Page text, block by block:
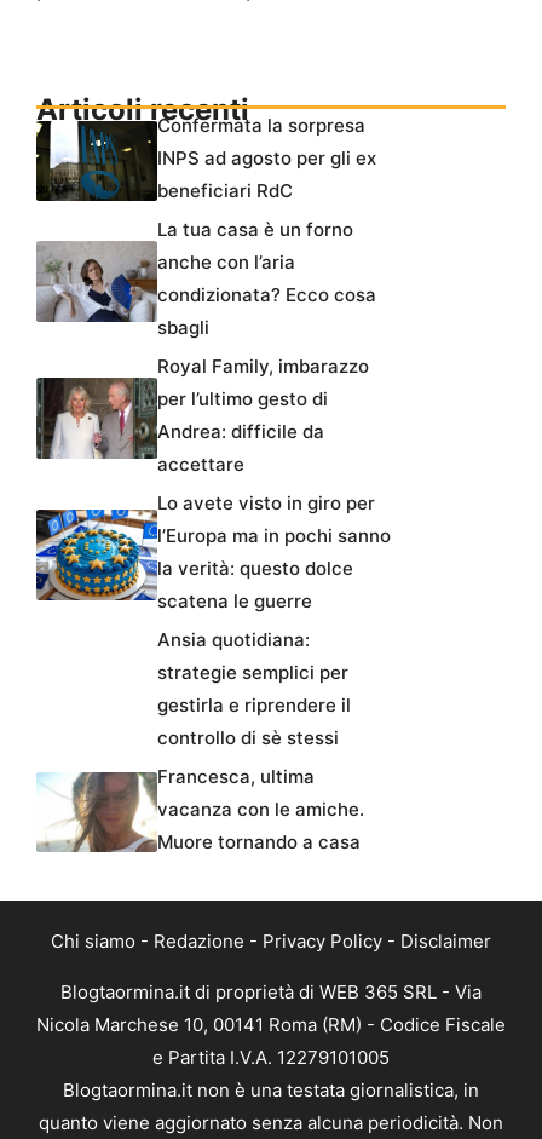
Articoli recentiConfermata la sorpresa
INPS ad agosto per gli ex
beneficiari RdC
La tua casa è un forno
anche con l’aria
condizionata? Ecco cosa
sbagli
Royal Family, imbarazzo
per l’ultimo gesto di
Andrea: difficile da
accettare
Lo avete visto in giro per
l’Europa ma in pochi sanno
la verità: questo dolce
scatena le guerre
Ansia quotidiana:
strategie semplici per
gestirla e riprendere il
controllo di sè stessi
Francesca, ultima
vacanza con le amiche.
Muore tornando a casa
Chi siamo - Redazione - Privacy Policy - Disclaimer
Blogtaormina.it di proprietà di WEB 365 SRL - Via
Nicola Marchese 10, 00141 Roma (RM) - Codice Fiscale
e Partita I.V.A. 12279101005
Blogtaormina.it non è una testata giornalistica, in
quanto viene aggiornato senza alcuna periodicità. Non